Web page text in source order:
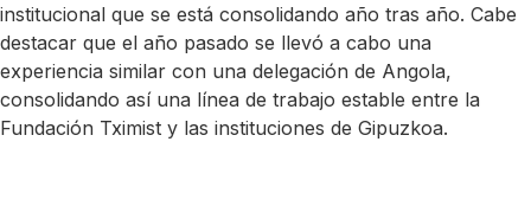
institucional que se está consolidando año tras año. Cabe
destacar que el año pasado se llevó a cabo una
experiencia similar con una delegación de Angola,
consolidando así una línea de trabajo estable entre la
Fundación Tximist y las instituciones de Gipuzkoa.